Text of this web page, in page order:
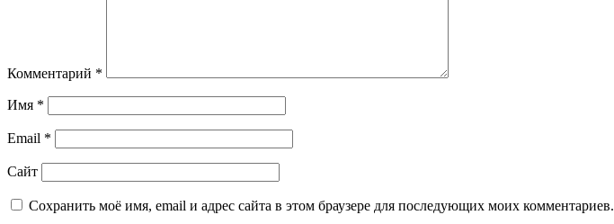
Комментарий *
Имя *
Email *
Сайт
Сохранить моё имя, email и адрес сайта в этом браузере для последующих моих комментариев.